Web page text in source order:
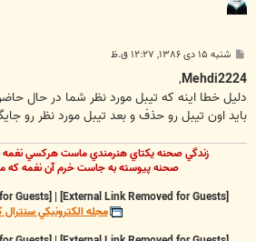
پ
ت
شنبه ۱۵ دی ۱۳۸۶, ۱۲:۲۷ ق.ظ
Mehdi2224
,
دليل خطا اينه که تيبل مورد نظر شما در حال
بايد اون تيبل رو حذف و بعد تيبل مورد نظر رو
زندگي صحنه يکتاي هنرمندي ماست هرکسي نغمه
صحنه پيوسته به جاست خرم آن نغمه که
|
مجله الکترونيکي سنترال